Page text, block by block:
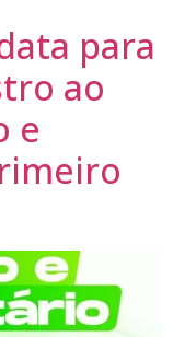
para
ao
e